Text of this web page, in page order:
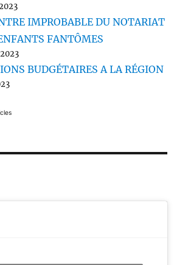
IMPROBABLE DU NOTARIAT
FANTÔMES
BUDGÉTAIRES A LA RÉGION